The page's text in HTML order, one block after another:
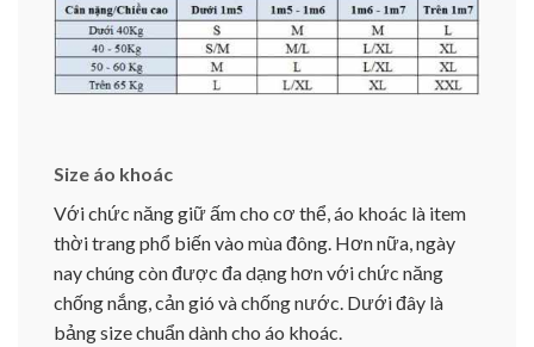
Size áo khoác
Với chức năng giữ ấm cho cơ thể, áo khoác là item
thời trang phổ biến vào mùa đông. Hơn nữa, ngày
nay chúng còn được đa dạng hơn với chức năng
chống nắng, cản gió và chống nước. Dưới đây là
bảng size chuẩn dành cho áo khoác.